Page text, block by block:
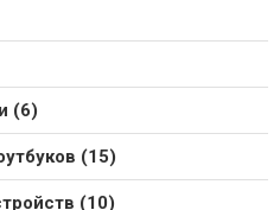
(6)
(15)
(10)